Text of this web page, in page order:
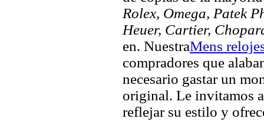
Rolex, Omega, Patek
Heuer, Cartier,
en. NuestraMens
compradores que
necesario gastar un
original. Le invitamos
reflejar su estilo y